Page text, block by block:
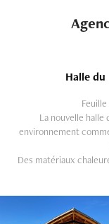
Halle du
La nouvelle halle
environnement
Des matériaux